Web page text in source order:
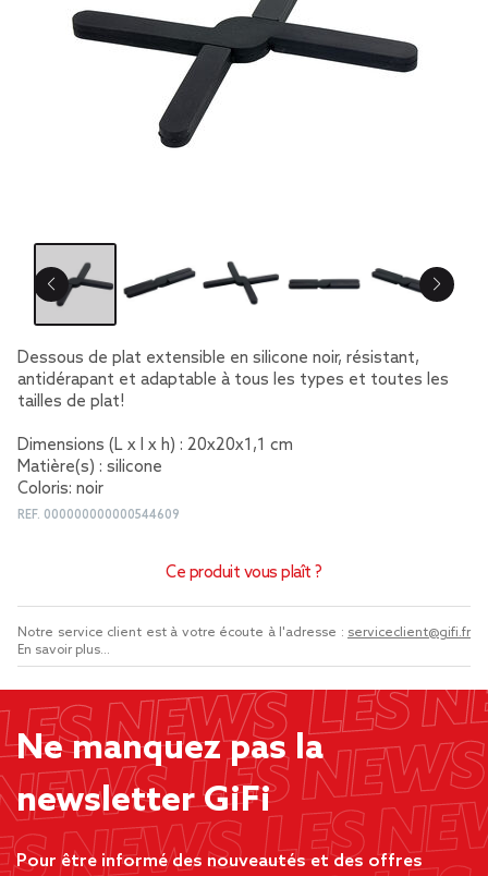
Dessous de plat extensible en silicone noir, résistant,
antidérapant et adaptable à tous les types et toutes les
tailles de plat!
Dimensions (L x l x h) : 20x20x1,1 cm
Matière(s) : silicone
Coloris: noir
REF. 000000000000544609
Ce produit vous plaît ?
Notre service client est à votre écoute à l'adresse : serviceclient@gifi.fr
En savoir plus...
Ne manquez pas la
newsletter GiFi
Pour être informé des nouveautés et des offres